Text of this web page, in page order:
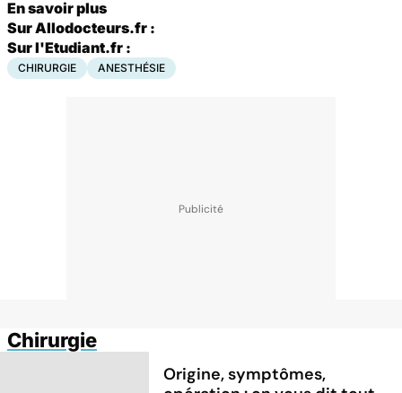
En savoir plus
Sur Allodocteurs.fr :
Sur l'Etudiant.fr :
CHIRURGIE ANESTHÉSIE
Chirurgie
Origine, symptômes,